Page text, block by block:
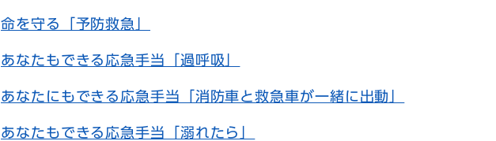
命を守る「予防救急」
あなたもできる応急手当「過呼吸」
あなたにもできる応急手当「消防車と救急車が一緒に出動」
あなたもできる応急手当「溺れたら」